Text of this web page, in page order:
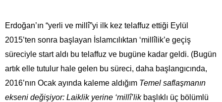
Erdoğan’ın “yerli ve millî”yi ilk kez telaffuz ettiği Eylül
2015’ten sonra başlayan İslamcılıktan ‘millîlik’e geçiş
süreciyle start aldı bu telaffuz ve bugüne kadar geldi. (Bugün
artık elle tutulur hale gelen bu süreci, daha başlangıcında,
2016’nın Ocak ayında kaleme aldığım Temel saflaşmanın
ekseni değişiyor: Laiklik yerine ‘millî’likbaşlıklı üç bölümlü